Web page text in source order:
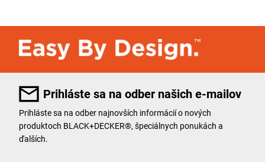
Prihláste sa na odber našich e-mailov
Prihláste sa na odber najnovších informácií o nových
produktoch BLACK+DECKER®, špeciálnych ponukách a
ďalších.